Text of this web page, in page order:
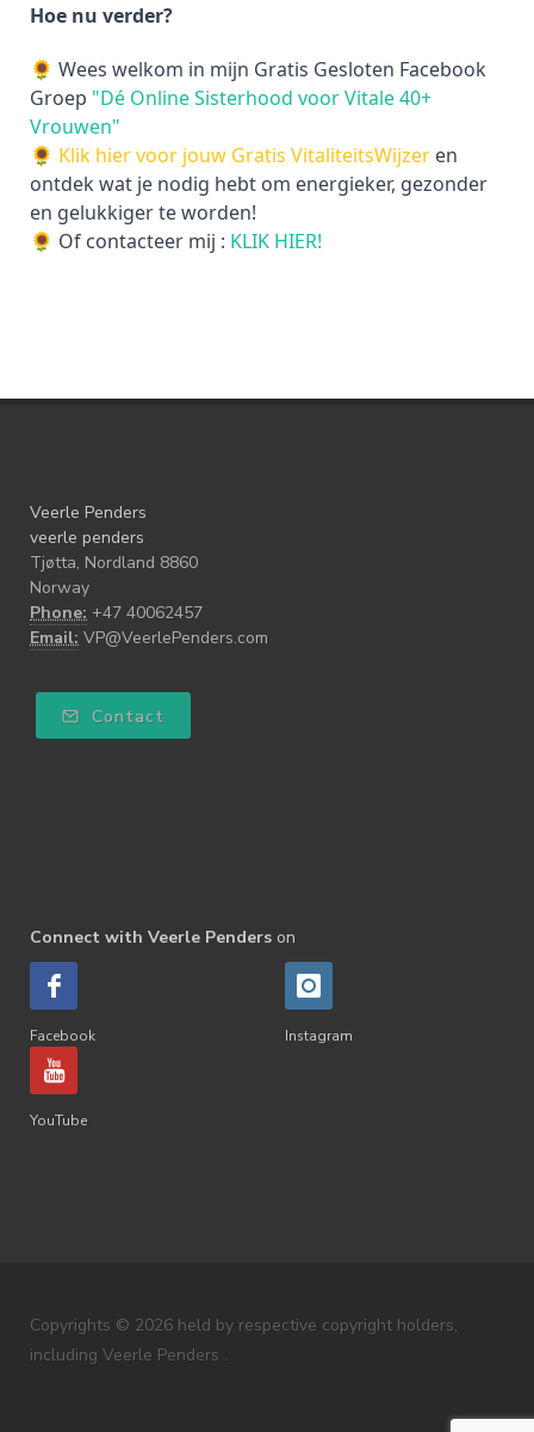
Hoe nu verder?
🌻 Wees welkom in mijn Gratis Gesloten Facebook
Groep "Dé Online Sisterhood voor Vitale 40+
Vrouwen"
🌻 Klik hier voor jouw Gratis VitaliteitsWijzer en
ontdek wat je nodig hebt om energieker, gezonder
en gelukkiger te worden!
🌻 Of contacteer mij : KLIK HIER!
Veerle Penders
veerle penders
Tjøtta, Nordland 8860
Norway
Phone: +47 40062457
Email: VP@VeerlePenders.com
Contact
Connect with Veerle Penders on
Facebook Instagram
YouTube
Copyrights © 2026 held by respective copyright holders,
including Veerle Penders .